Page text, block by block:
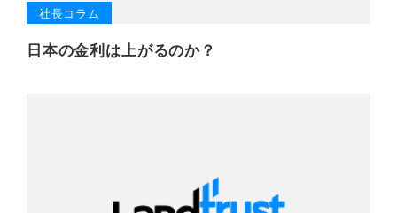
社長コラム
日本の金利は上がるのか？